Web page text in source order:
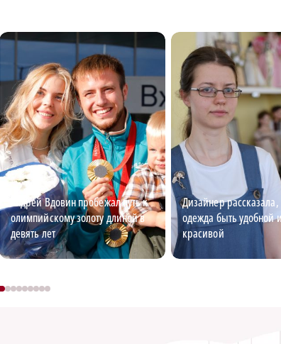
Андрей Вдовин пробежал путь к
олимпийскому золоту длиной в
девять лет
Дизайнер
одежда быть удобной
красивой